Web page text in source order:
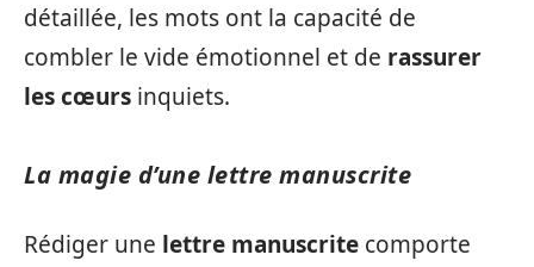
détaillée, les mots ont la capacité de
combler le vide émotionnel et de rassurer
les cœurs inquiets.
La magie d’une lettre manuscrite
Rédiger une lettre manuscrite comporte